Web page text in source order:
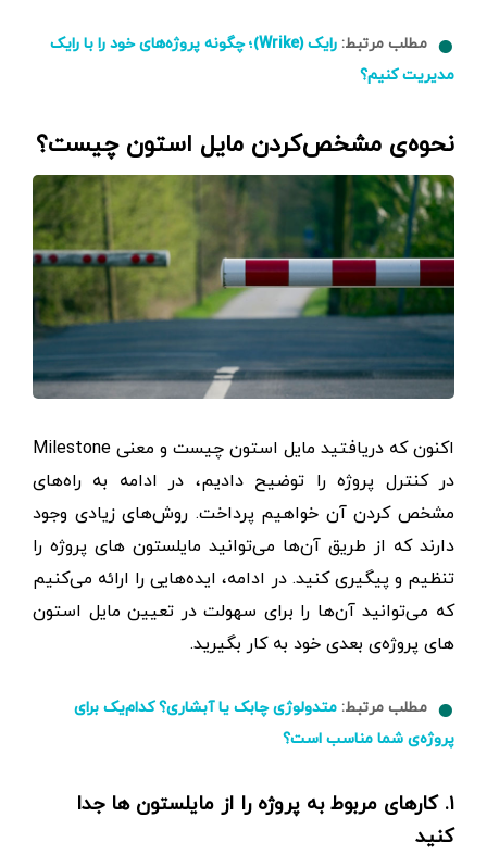
مطلب مرتبط:
رایک (Wrike)؛ چگونه پروژه‌های خود را با رایک
مدیریت کنیم؟
نحوه‌ی مشخص‌کردن مایل استون چیست؟
اکنون که دریافتید مایل استون چیست و معنی Milestone
در کنترل پروژه را توضیح دادیم،‌ در ادامه به راه‌های
مشخص کردن آن خواهیم پرداخت. روش‌های زیادی وجود
دارند که از طریق آن‌ها می‌توانید مایلستون های پروژه را
تنظیم و پیگیری کنید. در ادامه، ایده‌هایی را ارائه می‌کنیم
که می‌توانید آن‌ها را برای سهولت در تعیین مایل استون
های پروژه‌ی بعدی خود به کار بگیرید.
مطلب مرتبط: متدولوژی چابک یا آبشاری؟ کدام‌یک برای
پروژه‌ی شما مناسب است؟
۱. کارهای مربوط به پروژه را از مایلستون ها جدا
کنید